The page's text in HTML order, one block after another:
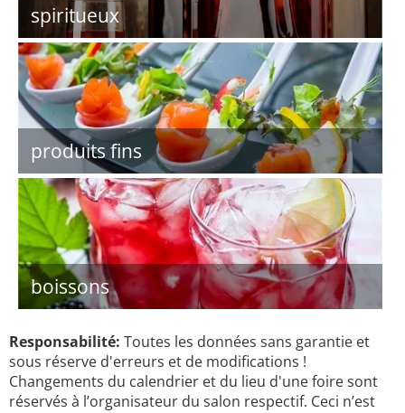
spiritueux
produits fins
boissons
Responsabilité: Toutes les données sans garantie et
sous réserve d'erreurs et de modifications !
Changements du calendrier et du lieu d'une foire sont
réservés à l’organisateur du salon respectif. Ceci n’est